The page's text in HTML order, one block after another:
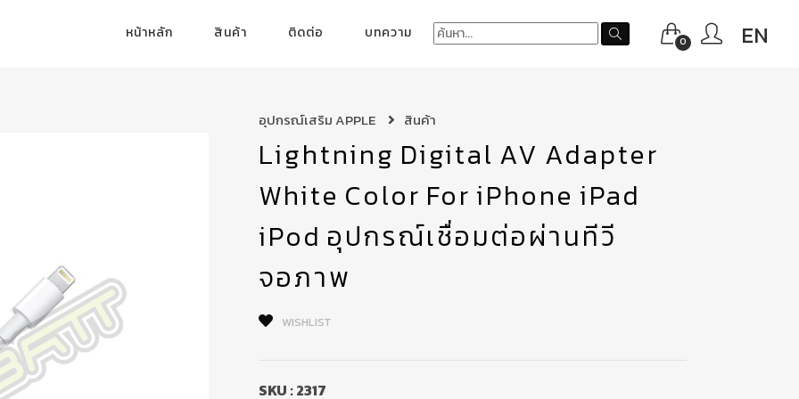
0 EN
หน้าหลัก สินค้า ติดต่อ บทความ
อุปกรณ์เสริม APPLE สินค้า
Lightning Digital AV Adapter
White Color For iPhone iPad
iPod อุปกรณ์เชื่อมต่อผ่านทีวี
จอภาพ
WISHLIST
SKU :2317